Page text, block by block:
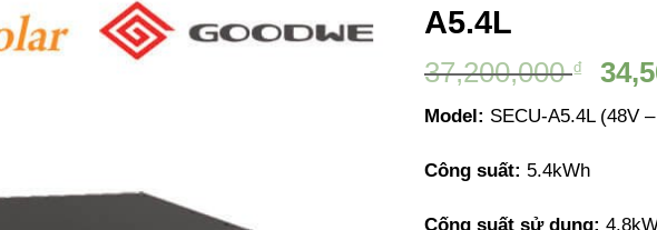
A5.4L
37,200,000₫
Giá
là:
Model: SECU-A5.4L (48V
Công suất: 5.4kWh
Cống suất sử dụng: